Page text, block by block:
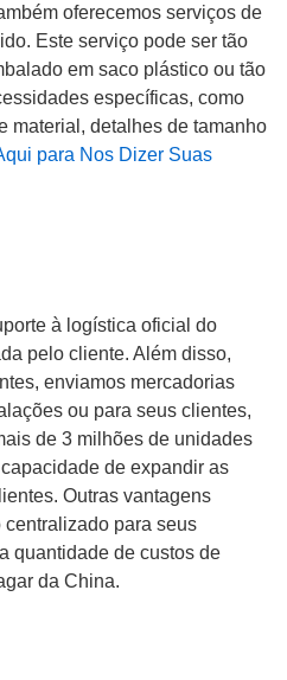
oferecemos serviços de
Este serviço pode ser tão
em saco plástico ou tão
específicas, como
material, detalhes de tamanho
para Nos Dizer Suas
à logística oficial do
pelo cliente. Além disso,
enviamos mercadorias
ou para seus clientes,
de 3 milhões de unidades
de expandir as
Outras vantagens
para seus
quantidade de custos de
da China.